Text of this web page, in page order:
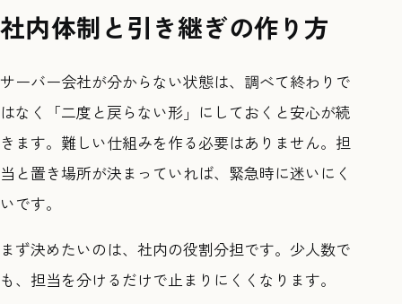
社内体制と引き継ぎの作り方
サーバー会社が分からない状態は、調べて終わりで
はなく「二度と戻らない形」にしておくと安心が続
きます。難しい仕組みを作る必要はありません。担
当と置き場所が決まっていれば、緊急時に迷いにく
いです。
まず決めたいのは、社内の役割分担です。少人数で
も、担当を分けるだけで止まりにくくなります。